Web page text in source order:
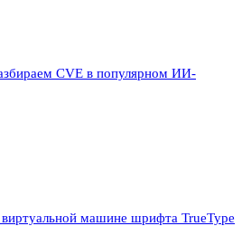
CVE в популярном ИИ-
машине шрифта TrueType